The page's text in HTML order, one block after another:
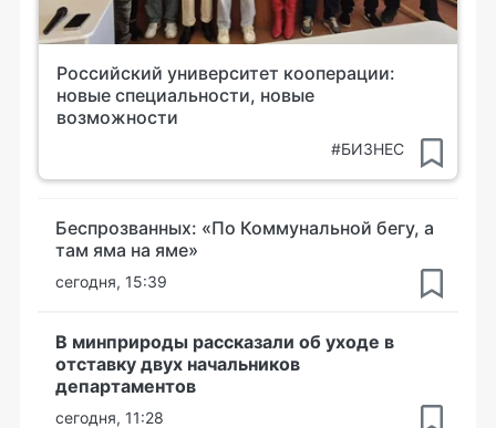
Российский университет кооперации:
новые специальности, новые
возможности
#БИЗНЕС
Беспрозванных: «По Коммунальной бегу, а
там яма на яме»
сегодня, 15:39
В минприроды рассказали об уходе в
отставку двух начальников
департаментов
сегодня, 11:28